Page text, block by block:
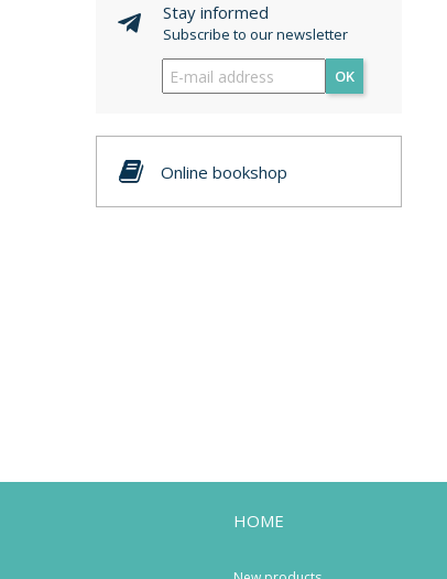
Stay informed
Subscribe to our newsletter
OK
Online bookshop
HOME